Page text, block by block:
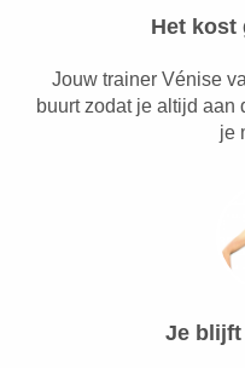
Het kost
Jouw trainer Vénise
buurt zodat je altijd aan
je
Je blijft